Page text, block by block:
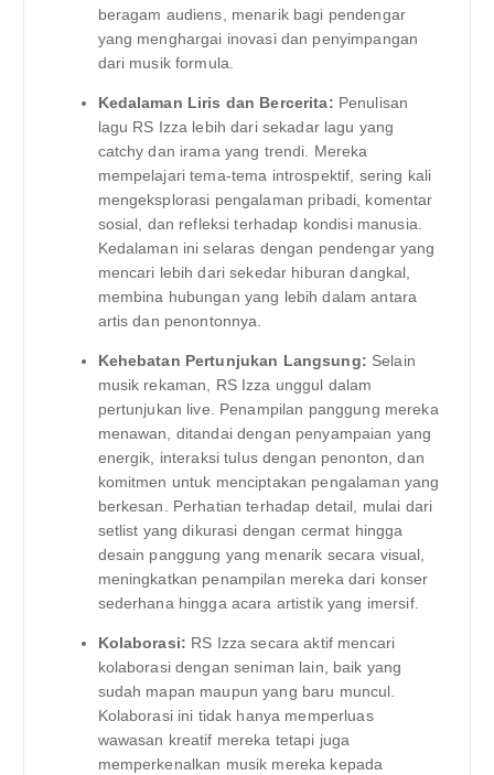
beragam audiens, menarik bagi pendengar
yang menghargai inovasi dan penyimpangan
dari musik formula.
Kedalaman Liris dan Bercerita: Penulisan
lagu RS Izza lebih dari sekadar lagu yang
catchy dan irama yang trendi. Mereka
mempelajari tema-tema introspektif, sering kali
mengeksplorasi pengalaman pribadi, komentar
sosial, dan refleksi terhadap kondisi manusia.
Kedalaman ini selaras dengan pendengar yang
mencari lebih dari sekedar hiburan dangkal,
membina hubungan yang lebih dalam antara
artis dan penontonnya.
Kehebatan Pertunjukan Langsung: Selain
musik rekaman, RS Izza unggul dalam
pertunjukan live. Penampilan panggung mereka
menawan, ditandai dengan penyampaian yang
energik, interaksi tulus dengan penonton, dan
komitmen untuk menciptakan pengalaman yang
berkesan. Perhatian terhadap detail, mulai dari
setlist yang dikurasi dengan cermat hingga
desain panggung yang menarik secara visual,
meningkatkan penampilan mereka dari konser
sederhana hingga acara artistik yang imersif.
Kolaborasi: RS Izza secara aktif mencari
kolaborasi dengan seniman lain, baik yang
sudah mapan maupun yang baru muncul.
Kolaborasi ini tidak hanya memperluas
wawasan kreatif mereka tetapi juga
memperkenalkan musik mereka kepada